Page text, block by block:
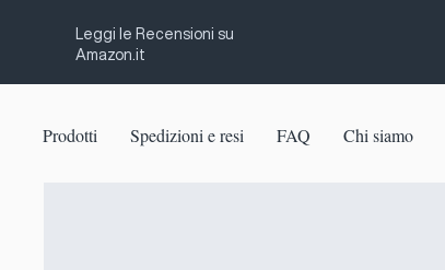
Leggi le Recensioni su
Amazon.it
Prodotti Spedizioni e resi FAQ Chi siamo